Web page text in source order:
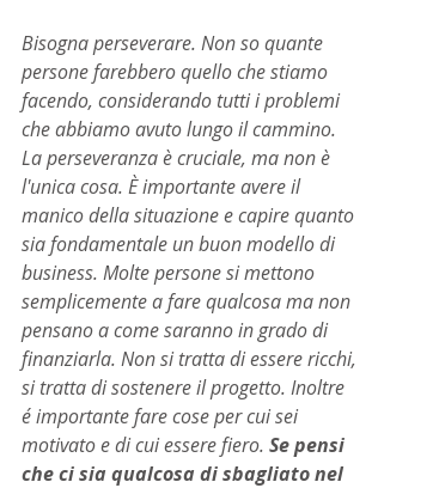
Bisogna perseverare. Non so quante
persone farebbero quello che stiamo
facendo, considerando tutti i problemi
che abbiamo avuto lungo il cammino.
La perseveranza è cruciale, ma non è
l'unica cosa. È importante avere il
manico della situazione e capire quanto
sia fondamentale un buon modello di
business. Molte persone si mettono
semplicemente a fare qualcosa ma non
pensano a come saranno in grado di
finanziarla. Non si tratta di essere ricchi,
si tratta di sostenere il progetto. Inoltre
é importante fare cose per cui sei
motivato e di cui essere fiero. Se pensi
che ci sia qualcosa di sbagliato nel